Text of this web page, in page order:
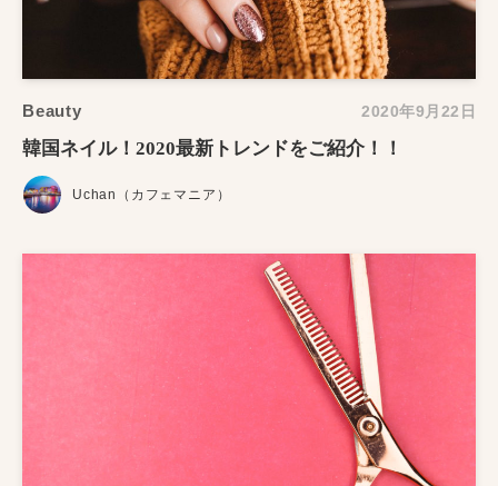
Beauty 2020年9月22日
韓国ネイル！2020最新トレンドをご紹介！！
Uchan（カフェマニア）